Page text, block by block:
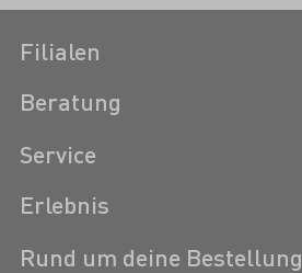
Filialen
Beratung
Service
Erlebnis
Rund um deine Bestellung